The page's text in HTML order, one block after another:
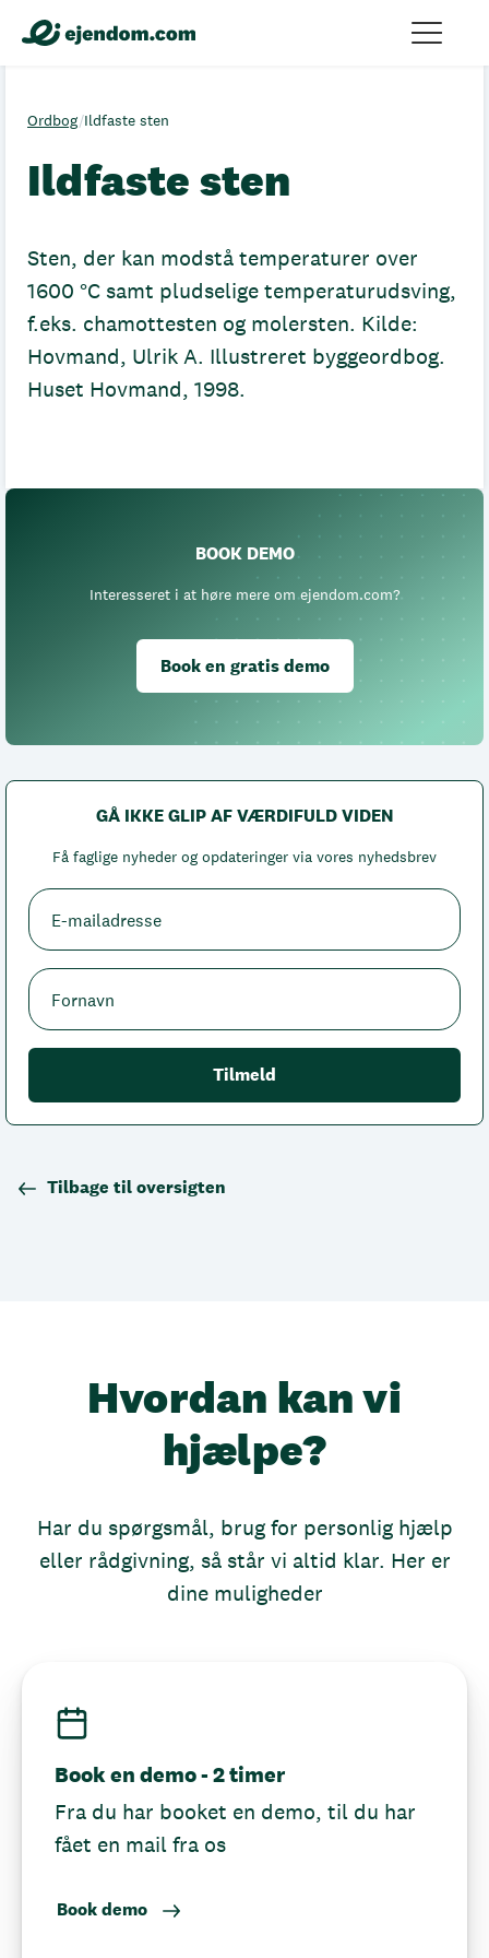
Ordbog/Ildfaste sten
Ildfaste sten
Sten, der kan modstå temperaturer over
1600 °C samt pludselige temperaturudsving,
f.eks. chamottesten og molersten. Kilde:
Hovmand, Ulrik A. Illustreret byggeordbog.
Huset Hovmand, 1998.
BOOK DEMO
Interesseret i at høre mere om ejendom.com?
Book en gratis demo
GÅ IKKE GLIP AF VÆRDIFULD VIDEN
Få faglige nyheder og opdateringer via vores nyhedsbrev
Tilbage til oversigten
Hvordan kan vi
hjælpe?
Har du spørgsmål, brug for personlig hjælp
eller rådgivning, så står vi altid klar. Her er
dine muligheder
Book en demo - 2 timer
Fra du har booket en demo, til du har
fået en mail fra os
Book demo